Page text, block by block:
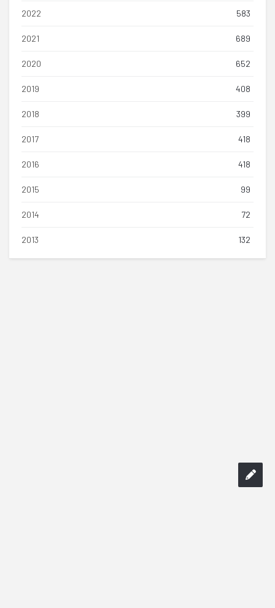
2022 583
2021 689
2020 652
2019 408
2018 399
2017 418
2016 418
2015 99
2014 72
2013 132